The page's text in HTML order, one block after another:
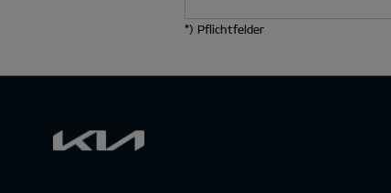
*) Pflichtfelder